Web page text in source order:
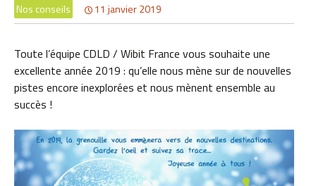
Nos conseils 11 janvier 2019
Toute l’équipe CDLD / Wibit France vous souhaite une
excellente année 2019 : qu’elle nous mène sur de nouvelles
pistes encore inexplorées et nous mènent ensemble au
succès !